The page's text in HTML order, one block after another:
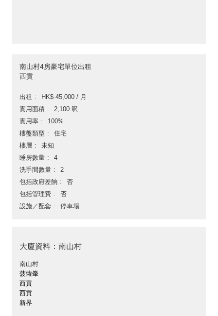
南山村4房豪宅單位出租
西貢
出租
HK$ 45,000 / 月
實用面積
2,100 呎
實用率
100%
樓盤類型
住宅
樓層
未知
睡房數量
4
洗手間數量
2
包括政府差餉
否
包括管理費
否
設施／配套
停車場
大廈資料：南山村
南山村
菠蘿輋
西貢
西貢
新界